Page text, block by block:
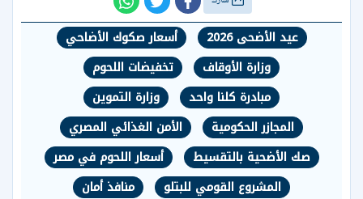
عيد الأضحى 2026
أسعار صكوك الأضاحي
وزارة الأوقاف
تخفيضات اللحوم
مبادرة كلنا واحد
وزارة التموين
المجازر الحكومية
الأمن الغذائي المصري
صك الأضحية بالتقسيط
أسعار اللحوم في مصر
المشروع القومي للبتلو
منافذ أمان